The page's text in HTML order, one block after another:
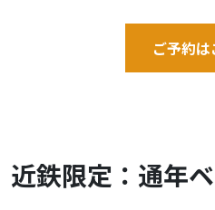
ご予約は
近鉄限定：通年